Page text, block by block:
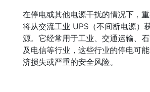
在停电或其他电源干扰的情况下，
将从交流工业 UPS（不间断电源）
源。它经常用于工业、交通运输、
及电信等行业，这些行业的停电可
济损失或严重的安全风险。